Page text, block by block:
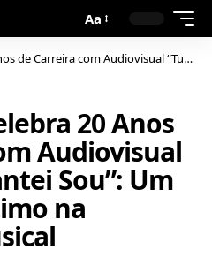
Aa
“Tudo Que Cantei Sou”: Um Mergulho Íntimo na Trajetória Musical
20 Anos
Audiovisual
Sou”: Um
na